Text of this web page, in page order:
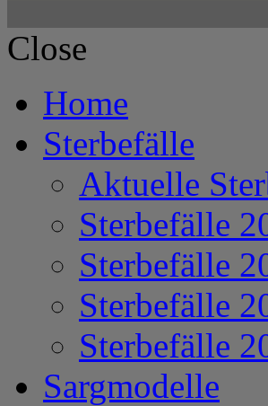
Close
Home
Sterbefälle
Aktuelle
Sterbefälle
Sterbefälle
Sterbefälle
Sterbefälle
Sargmodelle